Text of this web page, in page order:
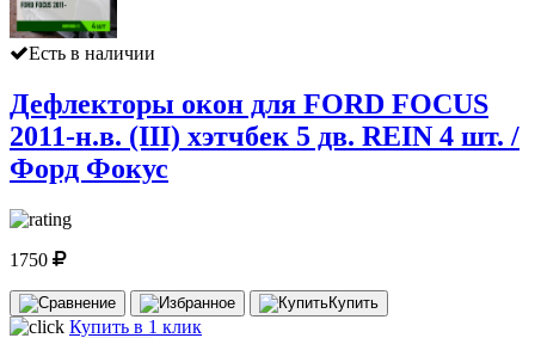
Есть в наличии
Дефлекторы окон для FORD FOCUS
2011-н.в. (III) хэтчбек 5 дв. REIN 4 шт. /
Форд Фокус
1750
Купить
Купить в 1 клик